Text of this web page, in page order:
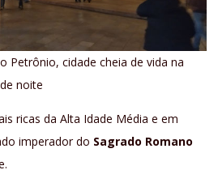
Petrônio, cidade cheia de vida na
noite
ricas da Alta Idade Média e em
imperador do Sagrado Romano